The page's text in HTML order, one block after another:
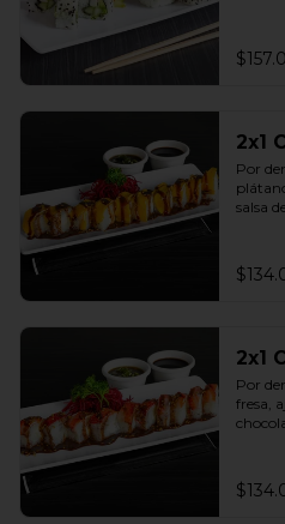
2x1
Por
salsa
2x1
Por
fresa,